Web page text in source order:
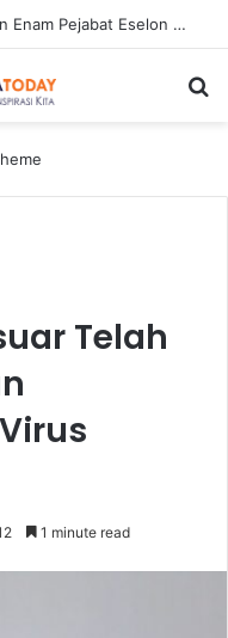
Wako Pekanbaru Lantik Sekda dan Enam Pejabat Eselon Lainnya
Telah
1 minute read